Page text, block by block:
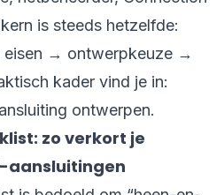
is steeds hetzelfde:
eisen → ontwerpkeuze →
kader vind je in:
ontwerpen.
zo verkort je
aansluitingen